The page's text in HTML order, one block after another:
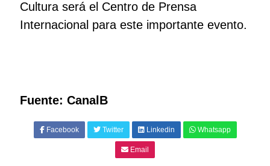
Cultura será el Centro de Prensa
Internacional para este importante evento.
Fuente: CanalB
Facebook Twitter Linkedin Whatsapp
Email